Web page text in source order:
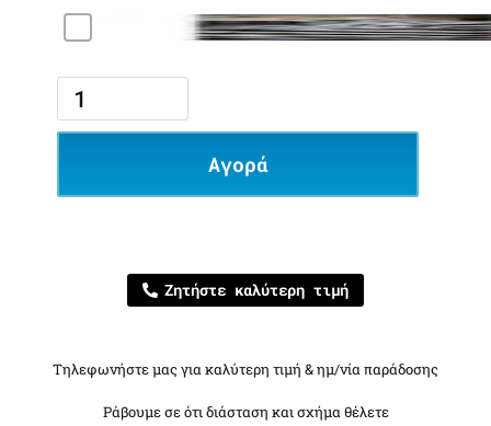
Αγορά
Ζητήστε καλύτερη τιμή
Τηλεφωνήστε μας για καλύτερη τιμή & ημ/νία παράδοσης
Ράβουμε σε ότι διάσταση και σχήμα θέλετε